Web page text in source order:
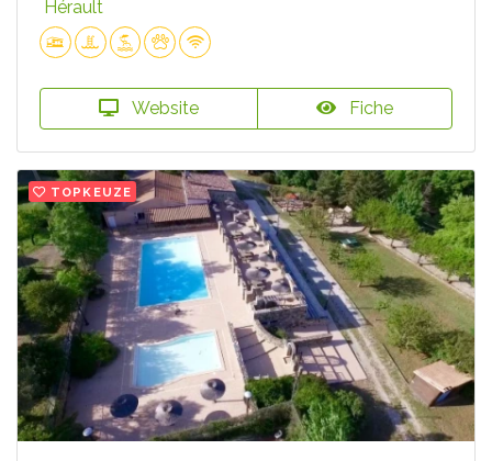
Hérault
Website Fiche
TOPKEUZE